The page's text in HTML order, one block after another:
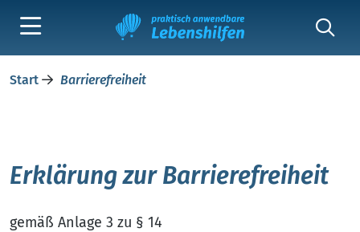
Start Barrierefreiheit
Erklärung zur Barrierefreiheit
gemäß Anlage 3 zu § 14